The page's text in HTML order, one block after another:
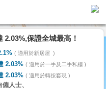
保證全城最高！
適用於新居屋
2.03% 適用於一手及二手私樓
2.03% 適用於轉按套現
人士、